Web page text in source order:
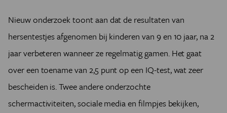
Nieuw onderzoek toont aan dat de resultaten van
hersentestjes afgenomen bij kinderen van 9 en 10 jaar, na 2
jaar verbeteren wanneer ze regelmatig gamen. Het gaat
over een toename van 2,5 punt op een IQ-test, wat zeer
bescheiden is. Twee andere onderzochte
schermactiviteiten, sociale media en filmpjes bekijken,